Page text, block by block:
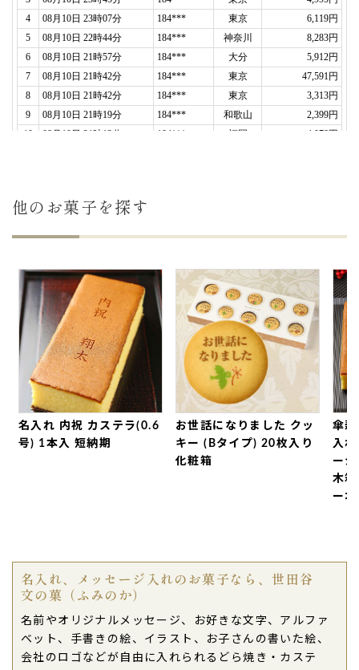
2018年03月22日
ホワイトデー用。
家族で美味しくいただきましたと喜ばれてましたの
で、また機会があれば誰かに贈りたいです。（購入
者様）
ご購入頂いた商品：
ホワイトデー 文字入りハート
型どら焼き「もじどら」(5個入り)
機会があれば購入します。（購入者様）
2017年03月26日
ホワイトデーに。
妻へのバレンタインデーのお返しに購入しました。
形といい、メッセージといい、最高のお返しに妻も
喜んでました。（購入者様）
ご購入頂いた商品： ホワイトデー 文字入りハート
型どら焼き「もじどら」(5個入り)
2017年03月21日
見た目が可愛くて、どら焼きの生地はふんわり、中
型どら焼き「もじどら」(5個入り)
2016年03月14日
ホワイトデーのお返しに、和菓子が好きな上司に、
他のお菓子を探す
名入れ 内祝 カステラ(0.6
号) 1本入 短納期
お世話になりました クッ
キー (Bタイプ) 20枚入り
化粧箱
傘
入
ー
木
ー
名入れ、メッセージ入れのお菓子なら、世田谷
文の菓（ふみのか）
名前やオリジナルメッセージ、お好きな文字、アルファ
ベット、手書きの絵、イラスト、お子さんの書いた絵、
会社のロゴなどが自由に入れられるどら焼き・カステ